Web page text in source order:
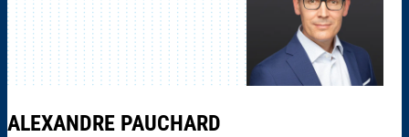
ALEXANDRE PAUCHARD